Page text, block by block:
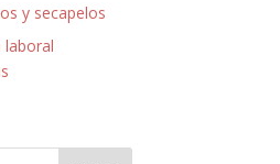
y secapelos
laboral